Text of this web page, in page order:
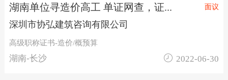
湖南单位寻造价高工 单证网查，证... 面议
深圳市协弘建筑咨询有限公司
高级职称证书-造价/概预算
湖南-长沙  2022-06-30